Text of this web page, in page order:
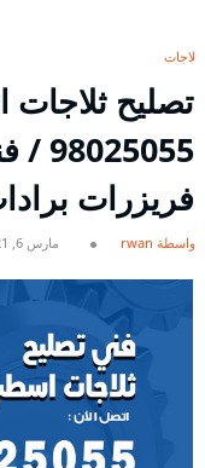
ثلاجات
تصليح
فريزرات
بواسطة rwan مارس 6, 2021